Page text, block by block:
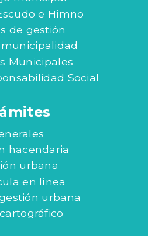
e Himno
de gestión
Municipales
Social
hacendaria
urbana
en línea
urbana